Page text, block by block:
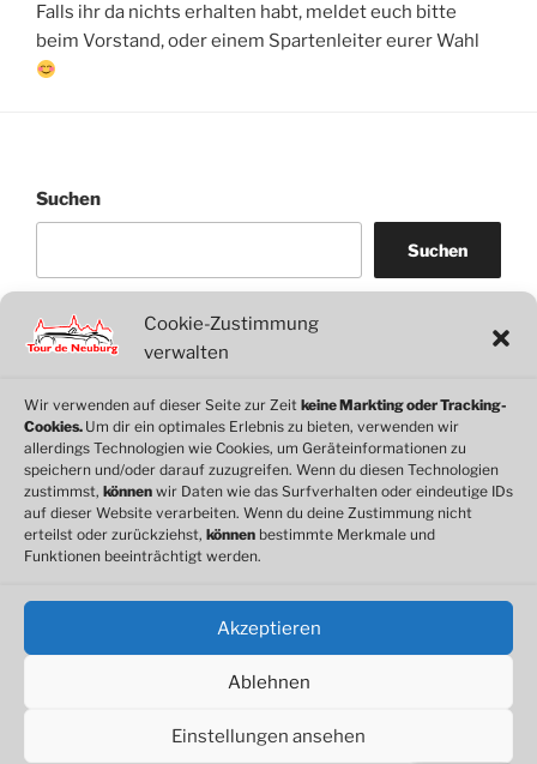
Cookie-Zustimmung
verwalten
Wir verwenden auf dieser Seite zur Zeit keine Markting oder Tracking-
Cookies. Um dir ein optimales Erlebnis zu bieten, verwenden wir
allerdings Technologien wie Cookies, um Geräteinformationen zu
speichern und/oder darauf zuzugreifen. Wenn du diesen Technologien
zustimmst, können wir Daten wie das Surfverhalten oder eindeutige IDs
auf dieser Website verarbeiten. Wenn du deine Zustimmung nicht
erteilst oder zurückziehst, können bestimmte Merkmale und
Funktionen beeinträchtigt werden.
Akzeptieren
Ablehnen
Einstellungen ansehen
Falls ihr da nichts erhalten habt, meldet euch bitte
beim Vorstand, oder einem Spartenleiter eurer Wahl
Suchen
Suchen
WordPress
WhatsApp
Facebook
Link
© 2026 Motorclub Neuburg e.V.
Cookie-Richtlinie
Impressum